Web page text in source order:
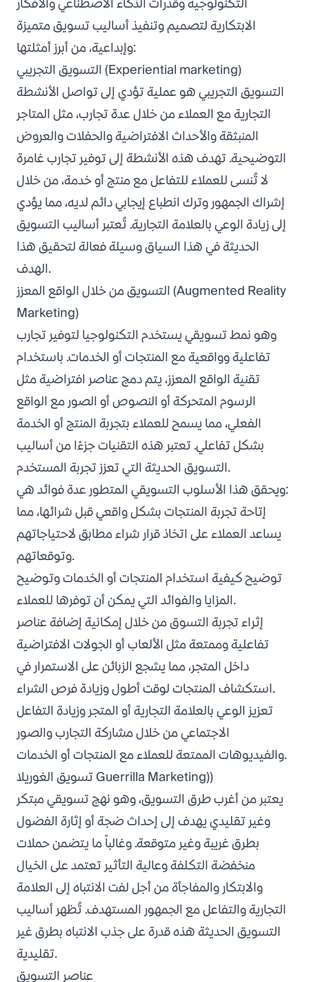
الابتكارية لتصميم وتنفيذ أساليب تسويق متميزة
وإبداعية، من أبرز أمثلتها:
التسويق التجريبي (Experiential marketing)
التسويق التجريبي هو عملية تؤدي إلى تواصل الأنشطة
التجارية مع العملاء من خلال عدة تجارب، مثل المتاجر
المنبثقة والأحداث الافتراضية والحفلات والعروض
التوضيحية. تهدف هذه الأنشطة إلى توفير تجارب غامرة
لا تُنسى للعملاء للتفاعل مع منتج أو خدمة، من خلال
إشراك الجمهور وترك انطباع إيجابي دائم لديه، مما يؤدي
إلى زيادة الوعي بالعلامة التجارية. تُعتبر أساليب التسويق
الحديثة في هذا السياق وسيلة فعالة لتحقيق هذا
الهدف.
التسويق من خلال الواقع المعزز (Augmented Reality
Marketing)
وهو نمط تسويقي يستخدم التكنولوجيا لتوفير تجارب
تفاعلية وواقعية مع المنتجات أو الخدمات. باستخدام
تقنية الواقع المعزز، يتم دمج عناصر افتراضية مثل
الرسوم المتحركة أو النصوص أو الصور مع الواقع
الفعلي، مما يسمح للعملاء بتجربة المنتج أو الخدمة
بشكل تفاعلي. تعتبر هذه التقنيات جزءًا من أساليب
التسويق الحديثة التي تعزز تجربة المستخدم.
ويحقق هذا الأسلوب التسويقي المتطور عدة فوائد هي:
إتاحة تجربة المنتجات بشكل واقعي قبل شرائها، مما
يساعد العملاء على اتخاذ قرار شراء مطابق لاحتياجاتهم
وتوقعاتهم.
توضيح كيفية استخدام المنتجات أو الخدمات وتوضيح
المزايا والفوائد التي يمكن أن توفرها للعملاء.
إثراء تجربة التسوق من خلال إمكانية إضافة عناصر
تفاعلية وممتعة مثل الألعاب أو الجولات الافتراضية
داخل المتجر، مما يشجع الزبائن على الاستمرار في
استكشاف المنتجات لوقت أطول وزيادة فرص الشراء.
تعزيز الوعي بالعلامة التجارية أو المتجر وزيادة التفاعل
الاجتماعي من خلال مشاركة التجارب والصور
والفيديوهات الممتعة للعملاء مع المنتجات أو الخدمات.
تسويق الغوريلا Guerrilla Marketing))
يعتبر من أغرب طرق التسويق، وهو نهج تسويقي مبتكر
وغير تقليدي يهدف إلى إحداث ضجة أو إثارة الفضول
بطرق غريبة وغير متوقعة. وغالباً ما يتضمن حملات
منخفضة التكلفة وعالية التأثير تعتمد على الخيال
والابتكار والمفاجأة من أجل لفت الانتباه إلى العلامة
التجارية والتفاعل مع الجمهور المستهدف. تُظهر أساليب
التسويق الحديثة هذه قدرة على جذب الانتباه بطرق غير
تقليدية.
عناصر التسويق